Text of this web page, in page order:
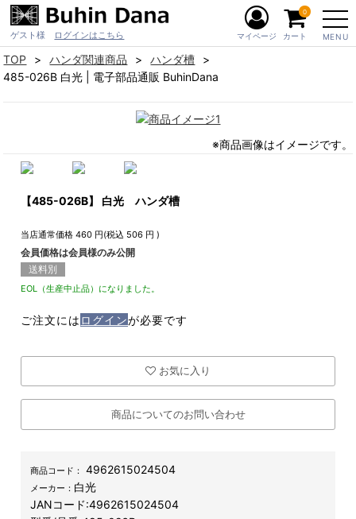
ゲスト様 ログインはこちら MENU
マイページ カート
0
TOP ハンダ関連商品
ハンダ槽
485-026B 白光 | 電子部品通販 BuhinDana
※商品画像はイメージです。
【485-026B】 白光 ハンダ槽
当店通常価格 460 円(税込 506 円 )
会員価格は会員様のみ公開
送料別
EOL（生産中止品）になりました。
ご注文には ログインが必要です
お気に入り
商品についてのお問い合わせ
商品コード： 4962615024504
メーカー： 白光
JANコード:4962615024504